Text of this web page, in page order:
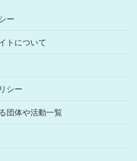
ー
トについて
シー
団体や活動一覧